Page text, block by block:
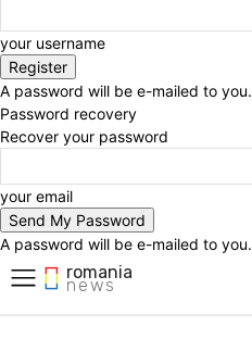
your username
A password will be e-mailed to you.
Password recovery
Recover your password
your email
A password will be e-mailed to you.
romania
news